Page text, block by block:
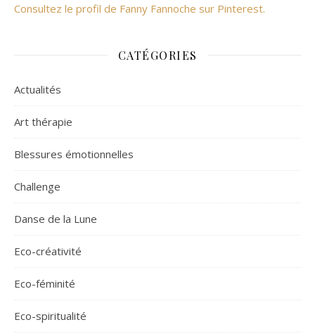
Consultez le profil de Fanny Fannoche sur Pinterest.
CATÉGORIES
Actualités
Art thérapie
Blessures émotionnelles
Challenge
Danse de la Lune
Eco-créativité
Eco-féminité
Eco-spiritualité